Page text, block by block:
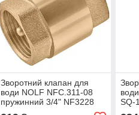
Зворотний клапан для
води NOLF NFC.311-08
пружинний 3/4" NF3228
SQ-